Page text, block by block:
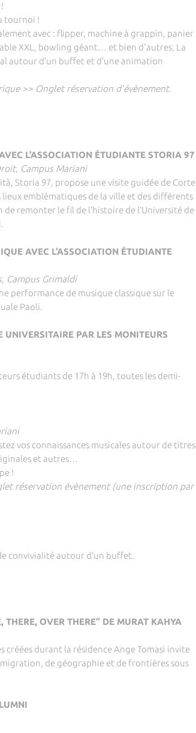
tournoi !
avec : flipper, machine à grappin, panier
XXL, bowling géant… et bien d'autres. La
autour d’un buffet et d’une animation
>> Onglet réservation d’évènement.
L’ASSOCIATION ÉTUDIANTE STORIA 97
Campus Mariani
Storia 97, propose une visite guidée de Corte
lieux emblématiques de la ville et des différents
remonter le fil de l’histoire de l’Université de
AVEC L’ASSOCIATION ÉTUDIANTE
Campus Grimaldi
performance de musique classique sur le
Paoli.
PAR LES MONITEURS
étudiants de 17h à 19h, toutes les demi-
vos connaissances musicales autour de titres
et autres…
!
réservation évènement (une inscription par
convivialité autour d’un buffet.
OVER THERE” DE MURAT KAHYA
créées durant la résidence Ange Tomasi invite
de géographie et de frontières sous